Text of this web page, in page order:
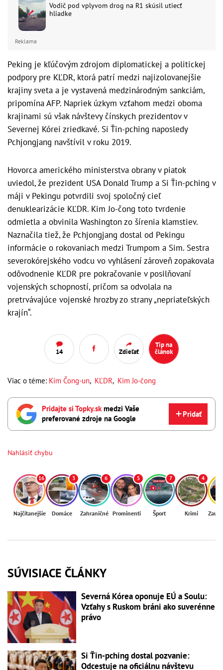
Vodič pod vplyvom drog na R1 skúsil utiecť
hliadke
Reklama
Peking je kľúčovým zdrojom diplomatickej a politickej
podpory pre KĽDR, ktorá patrí medzi najizolovanejšie
krajiny sveta a je vystavená medzinárodným sankciám,
pripomína AFP. Napriek úzkym vzťahom medzi oboma
krajinami sú však návštevy čínskych prezidentov v
Severnej Kórei zriedkavé. Si Ťin-pching naposledy
Pchjongjang navštívil v roku 2019.
Hovorca amerického ministerstva obrany v piatok
uviedol, že prezident USA Donald Trump a Si Ťin-pching v
máji v Pekingu potvrdili svoj spoločný cieľ
denuklearizácie KĽDR. Kim Jo-čong toto tvrdenie
odmietla a obvinila Washington zo šírenia klamstiev.
Naznačila tiež, že Pchjongjang dostal od Pekingu
informácie o rokovaniach medzi Trumpom a Sim. Sestra
severokórejského vodcu vo vyhlásení zároveň zopakovala
odôvodnenie KĽDR pre pokračovanie v posilňovaní
vojenských schopností, pričom sa odvolala na
pretrvávajúce vojenské hrozby zo strany „nepriateľských
krajín“.
14 Zdieľať
Tip na
článok
Viac o téme: Kim Čong-un, KĽDR, Kim Jo-čong
Pridajte si Topky.skmedzi Vaše
preferované zdroje na Google
Pridať
Nahlásiť chybu
16
Najčítanejšie
3
Domáce
6
Zahraničné
5
Prominenti
7
Šport
4
Krimi
SÚVISIACE ČLÁNKY
Severná Kórea oponuje EÚ a Soulu:
Vzťahy s Ruskom bráni ako suverénne
právo
Si Ťin-pching dostal pozvanie:
Odcestuje na oficiálnu návštevu